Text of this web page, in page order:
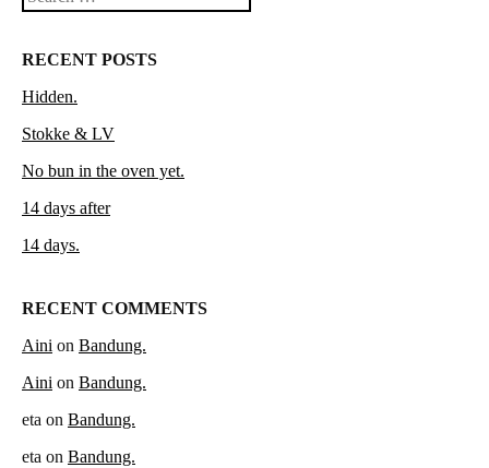
RECENT POSTS
Hidden.
Stokke & LV
No bun in the oven yet.
14 days after
14 days.
RECENT COMMENTS
Aini on Bandung.
Aini on Bandung.
eta on Bandung.
eta on Bandung.